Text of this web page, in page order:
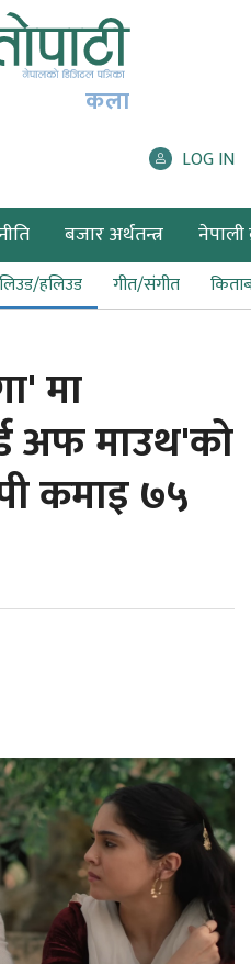
कला
LOG IN
बजार अर्थतन्त्र नेपाली
हलिउड गीत/संगीत
मा
अफ माउथ'को
कमाइ ७५